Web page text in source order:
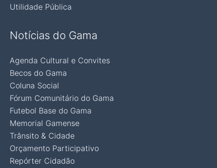
Utilidade Pública
Notícias do Gama
Agenda Cultural e Convites
Becos do Gama
Coluna Social
Fórum Comunitário do Gama
Futebol Base do Gama
Memorial Gamense
Trânsito & Cidade
Orçamento Participativo
Repórter Cidadão